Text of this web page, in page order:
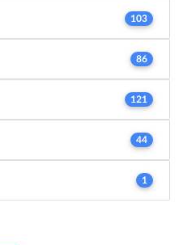
103
86
121
44
1